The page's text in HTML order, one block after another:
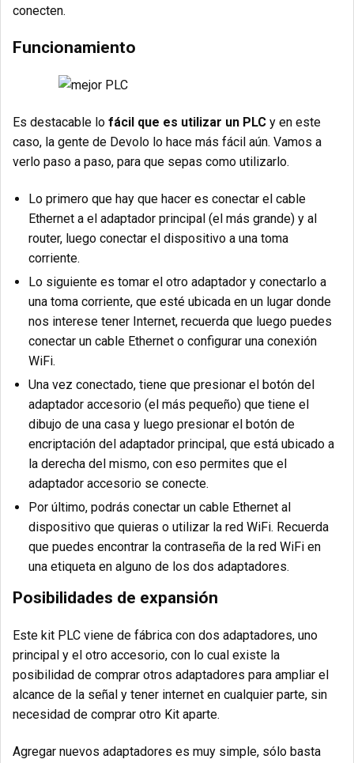
conecten.
Funcionamiento
Es destacable lo fácil que es utilizar un PLC y en este
caso, la gente de Devolo lo hace más fácil aún. Vamos a
verlo paso a paso, para que sepas como utilizarlo.
Lo primero que hay que hacer es conectar el cable
Ethernet a el adaptador principal (el más grande) y al
router, luego conectar el dispositivo a una toma
corriente.
Lo siguiente es tomar el otro adaptador y conectarlo a
una toma corriente, que esté ubicada en un lugar donde
nos interese tener Internet, recuerda que luego puedes
conectar un cable Ethernet o configurar una conexión
WiFi.
Una vez conectado, tiene que presionar el botón del
adaptador accesorio (el más pequeño) que tiene el
dibujo de una casa y luego presionar el botón de
encriptación del adaptador principal, que está ubicado a
la derecha del mismo, con eso permites que el
adaptador accesorio se conecte.
Por último, podrás conectar un cable Ethernet al
dispositivo que quieras o utilizar la red WiFi. Recuerda
que puedes encontrar la contraseña de la red WiFi en
una etiqueta en alguno de los dos adaptadores.
Posibilidades de expansión
Este kit PLC viene de fábrica con dos adaptadores, uno
principal y el otro accesorio, con lo cual existe la
posibilidad de comprar otros adaptadores para ampliar el
alcance de la señal y tener internet en cualquier parte, sin
necesidad de comprar otro Kit aparte.
Agregar nuevos adaptadores es muy simple, sólo basta